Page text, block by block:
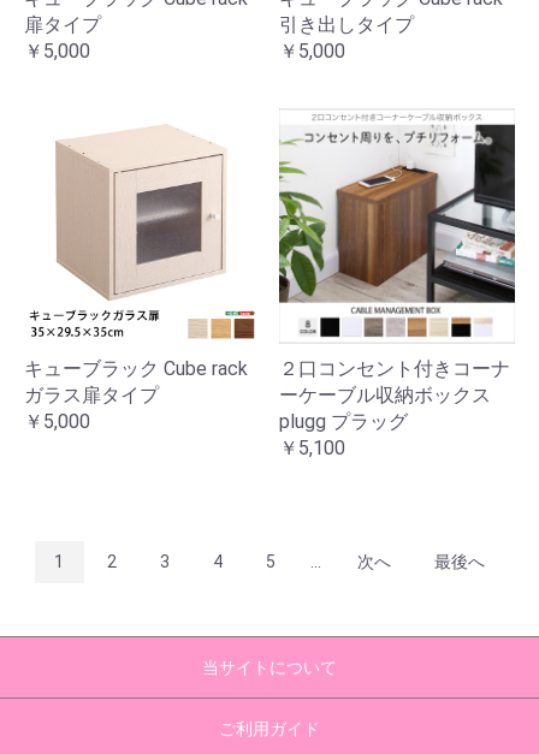
扉タイプ
￥5,000
引き出しタイプ
￥5,000
キューブラック Cube rack
ガラス扉タイプ
￥5,000
２口コンセント付きコーナ
ーケーブル収納ボックス
plugg プラッグ
￥5,100
1 2 3 4 5 ... 次へ 最後へ
当サイトについて
ご利用ガイド